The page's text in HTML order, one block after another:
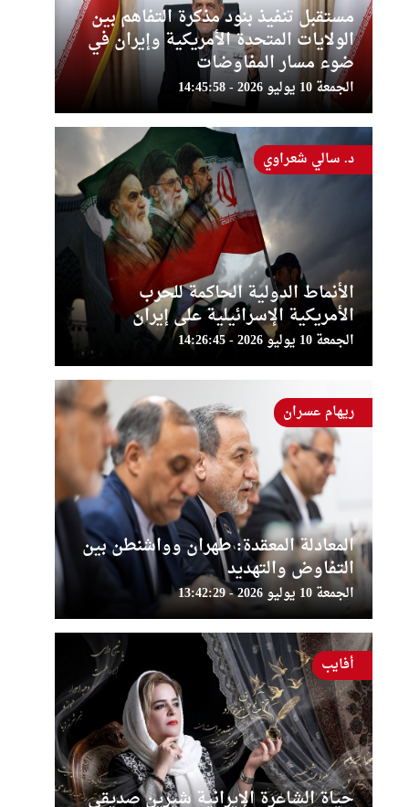
مستقبل تنفيذ بنود مذكرة التفاهم بين
الولايات المتحدة الأمريكية وإيران في
ضوء مسار المفاوضات
الجمعة 10 يوليو 2026 - 14:45:58
الأنماط الدولية الحاكمة للحرب
الأمريكية الإسرائيلية على إيران
الجمعة 10 يوليو 2026 - 14:26:45
د. سالي شعراوي
المعادلة المعقدة: طهران وواشنطن بين
التفاوض والتهديد
الجمعة 10 يوليو 2026 - 13:42:29
ريهام عسران
حياة الشاعرة الإيرانية شيرين صديقي
أفايب